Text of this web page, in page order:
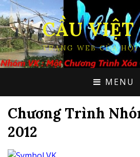
CẦU
TRANG WEB CỦA
MENU
Chương Trình
2012